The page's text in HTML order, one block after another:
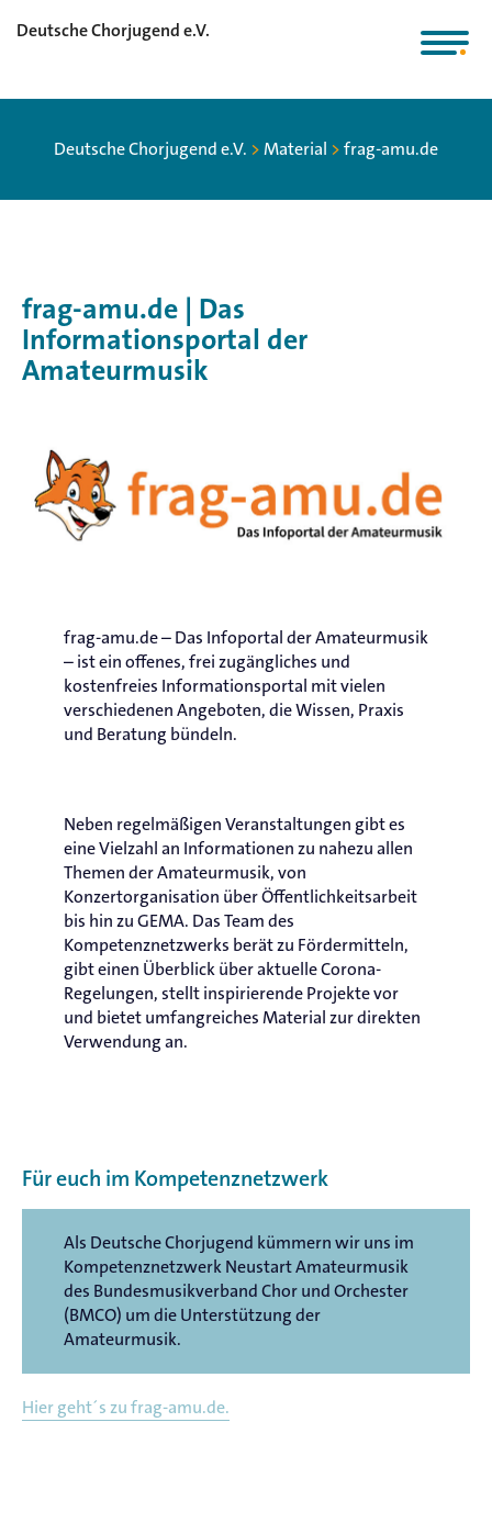
Deutsche Chorjugend e.V.
Deutsche Chorjugend e.V. >Material >frag-amu.de
frag-amu.de | Das
Informationsportal der
Amateurmusik
frag-amu.de – Das Infoportal der Amateurmusik
– ist ein offenes, frei zugängliches und
kostenfreies Informationsportal mit vielen
verschiedenen Angeboten, die Wissen, Praxis
und Beratung bündeln.
Neben regelmäßigen Veranstaltungen gibt es
eine Vielzahl an Informationen zu nahezu allen
Themen der Amateurmusik, von
Konzertorganisation über Öffentlichkeitsarbeit
bis hin zu GEMA. Das Team des
Kompetenznetzwerks berät zu Fördermitteln,
gibt einen Überblick über aktuelle Corona-
Regelungen, stellt inspirierende Projekte vor
und bietet umfangreiches Material zur direkten
Verwendung an.
Für euch im Kompetenznetzwerk
Als Deutsche Chorjugend kümmern wir uns im
Kompetenznetzwerk Neustart Amateurmusik
des Bundesmusikverband Chor und Orchester
(BMCO) um die Unterstützung der
Amateurmusik.
Hier geht´s zu frag-amu.de.